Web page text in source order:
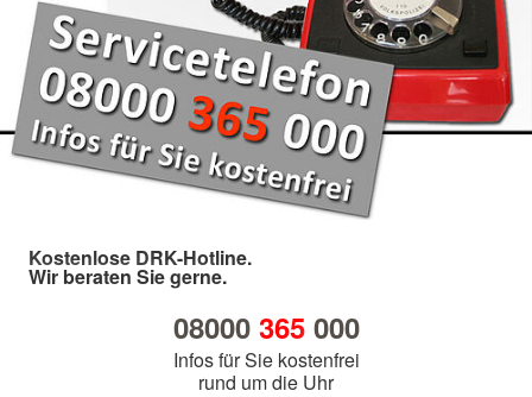
Kostenlose DRK-Hotline.
Wir beraten Sie gerne.
08000 365000
Infos für Sie kostenfrei
rund um die Uhr